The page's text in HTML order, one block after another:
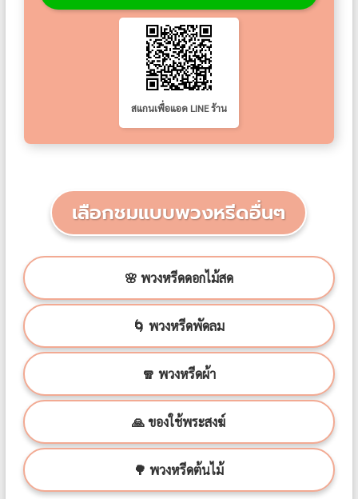
สแกนเพื่อแอด LINE ร้าน
เลือกชมแบบพวงหรีดอื่นๆ
🌸 พวงหรีดดอกไม้สด
🌀 พวงหรีดพัดลม
🧣 พวงหรีดผ้า
🙏 ของใช้พระสงฆ์
🌳 พวงหรีดต้นไม้